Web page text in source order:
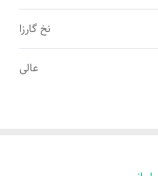
نخ گارزا
عالی